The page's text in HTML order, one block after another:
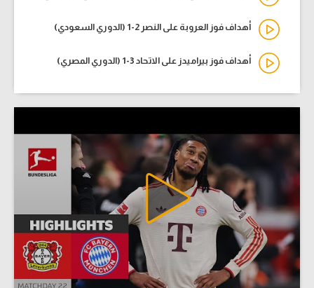
أهداف فوز العروبة على النصر 2-1 (الدوري السعودي)
أهداف فوز بيراميدز على الاتحاد 3-1 (الدوري المصري)